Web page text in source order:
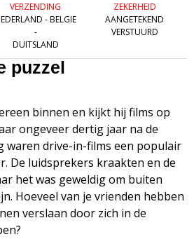
VERZENDING
- BELGIE
-
DUITSLAND
ZEKERHEID
AANGETEKEND
VERSTUURD
puzzel
binnen en kijkt hij films op
ongeveer dertig jaar na de
waren drive-in-films een populair
De luidsprekers kraakten en de
het was geweldig om buiten
Hoeveel van je vrienden hebben
verslaan door zich in de